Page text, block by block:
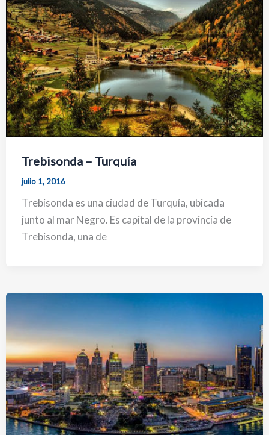
Trebisonda – Turquía
julio 1, 2016
Trebisonda es una ciudad de Turquía, ubicada
junto al mar Negro. Es capital de la provincia de
Trebisonda, una de